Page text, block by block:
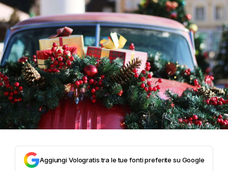
Aggiungi Vologratis tra le tue fonti preferite su Google